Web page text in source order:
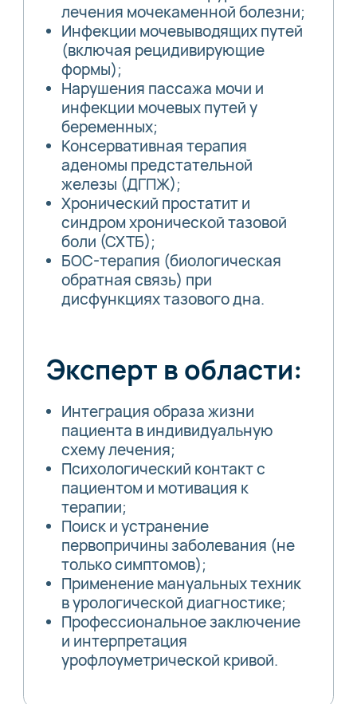
лечения мочекаменной болезни;
Инфекции мочевыводящих путей
(включая рецидивирующие
формы);
Нарушения пассажа мочи и
инфекции мочевых путей у
беременных;
Консервативная терапия
аденомы предстательной
железы (ДГПЖ);
Хронический простатит и
синдром хронической тазовой
боли (СХТБ);
БОС-терапия (биологическая
обратная связь) при
дисфункциях тазового дна.
Эксперт в области:
Интеграция образа жизни
пациента в индивидуальную
схему лечения;
Психологический контакт с
пациентом и мотивация к
терапии;
Поиск и устранение
первопричины заболевания (не
только симптомов);
Применение мануальных техник
в урологической диагностике;
Профессиональное заключение
и интерпретация
урофлоуметрической кривой.